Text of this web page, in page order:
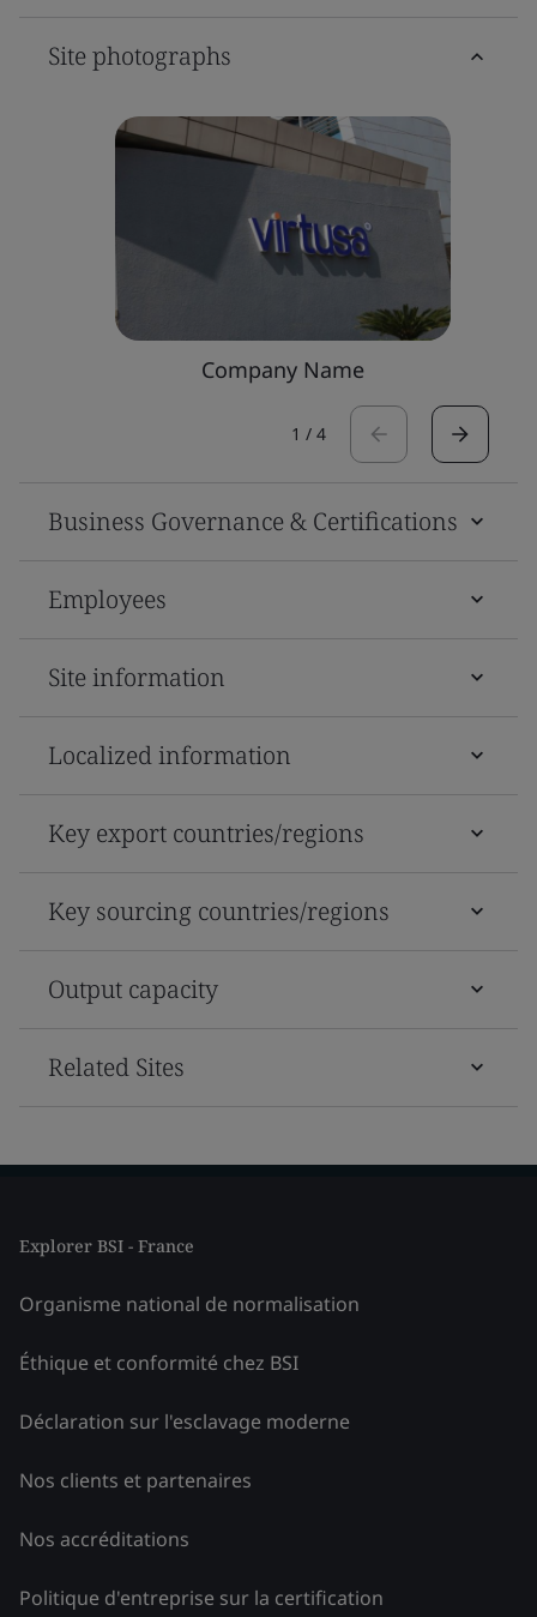
Site photographs
Company Name
1 / 4
Business Governance & Certifications
Employees
Site information
Localized information
Key export countries/regions
Key sourcing countries/regions
Output capacity
Related Sites
Explorer BSI - France
Organisme national de normalisation
Éthique et conformité chez BSI
Déclaration sur l'esclavage moderne
Nos clients et partenaires
Nos accréditations
Politique d'entreprise sur la certification